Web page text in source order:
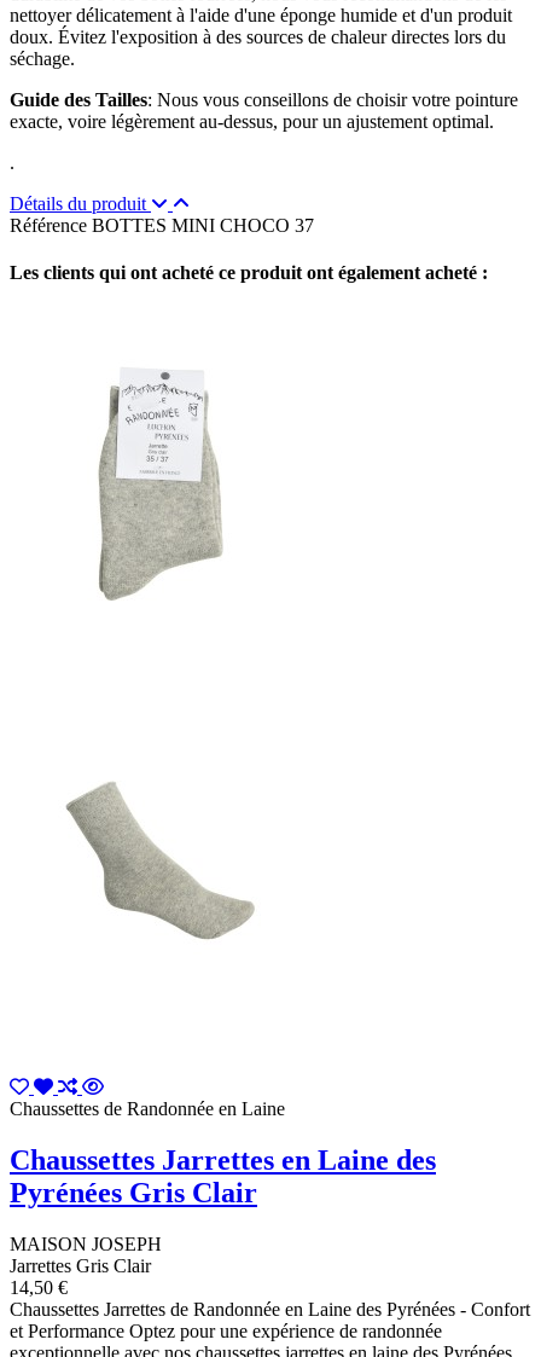
nettoyer délicatement à l'aide d'une éponge humide et d'un produit
doux. Évitez l'exposition à des sources de chaleur directes lors du
séchage.
Guide des Tailles: Nous vous conseillons de choisir votre pointure
exacte, voire légèrement au-dessus, pour un ajustement optimal.
.
Détails du produit
Référence BOTTES MINI CHOCO 37
Les clients qui ont acheté ce produit ont également acheté :
Chaussettes de Randonnée en Laine
Chaussettes Jarrettes en Laine des
Pyrénées Gris Clair
MAISON JOSEPH
Jarrettes Gris Clair
14,50 €
Chaussettes Jarrettes de Randonnée en Laine des Pyrénées - Confort
et Performance Optez pour une expérience de randonnée
exceptionnelle avec nos chaussettes jarrettes en laine des Pyrénées.